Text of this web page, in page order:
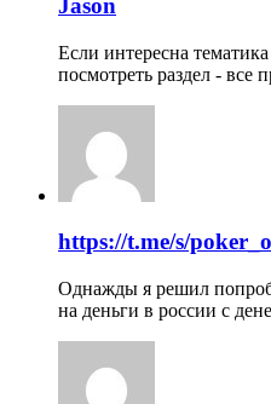
Jason
Если интересна
посмотреть раздел - все
https://t.me/s/
Однажды я решил
на деньги в россии с